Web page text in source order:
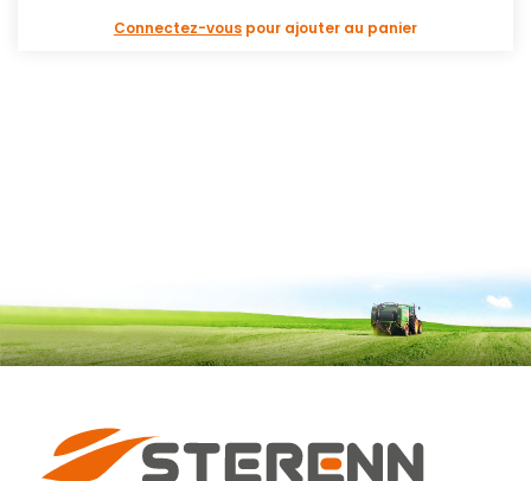
Connectez-vous pour ajouter au panier